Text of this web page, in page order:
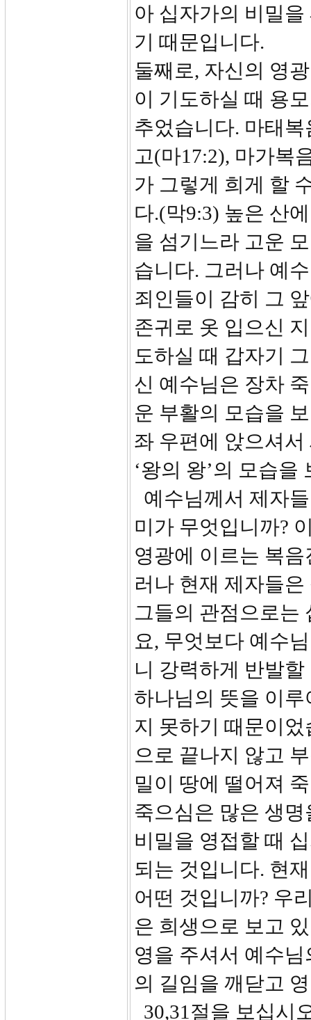
아 십자가의 비밀
기 때문입니다.
둘째로, 자신의 영
이 기도하실 때 용
추었습니다. 마태
고(마17:2), 마가복
가 그렇게 희게 할
다.(막9:3) 높은 산
을 섬기느라 고운
습니다. 그러나 예
죄인들이 감히 그
존귀로 옷 입으신
도하실 때 갑자기
신 예수님은 장차
운 부활의 모습을
좌 우편에 앉으셔서
‘왕의 왕’의 모습
예수님께서 제자
미가 무엇입니까?
영광에 이르는 복
러나 현재 제자들
그들의 관점으로는
요, 무엇보다 예수
니 강력하게 반발
하나님의 뜻을 이
지 못하기 때문이
으로 끝나지 않고
밀이 땅에 떨어져
죽으심은 많은 생
비밀을 영접할 때
되는 것입니다. 현
어떤 것입니까? 우
은 희생으로 보고
영을 주셔서 예수
의 길임을 깨닫고
30,31절을 보십시